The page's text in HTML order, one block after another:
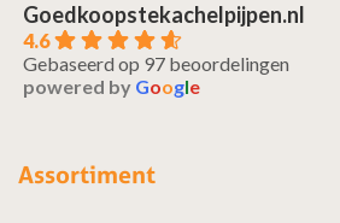
Goedkoopstekachelpijpen.nl
4.6
Gebaseerd op 97 beoordelingen
powered by Google
Assortiment